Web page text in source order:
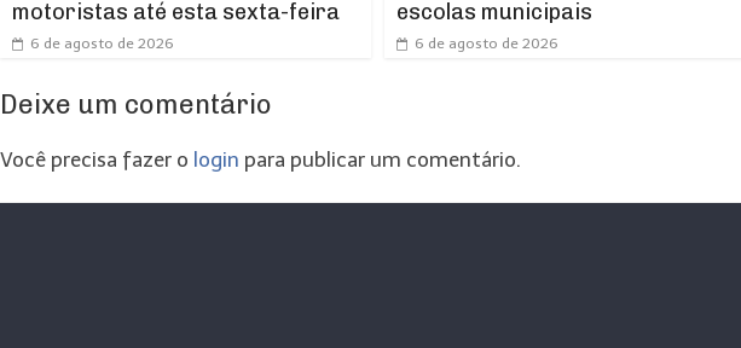
motoristas até esta sexta-feira
6 de agosto de 2026
escolas municipais
6 de agosto de 2026
Deixe um comentário
Você precisa fazer o login para publicar um comentário.